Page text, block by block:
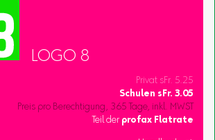
LOGO 8
Privat sFr. 5.25
Schulen sFr. 3.05
Preis pro Berechtigung, 365 Tage, inkl. MWST
Teil der profax Flatrate